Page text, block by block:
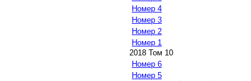
Номер 4
Номер 3
Номер 2
Номер 1
2018 Том 10
Номер 6
Номер 5